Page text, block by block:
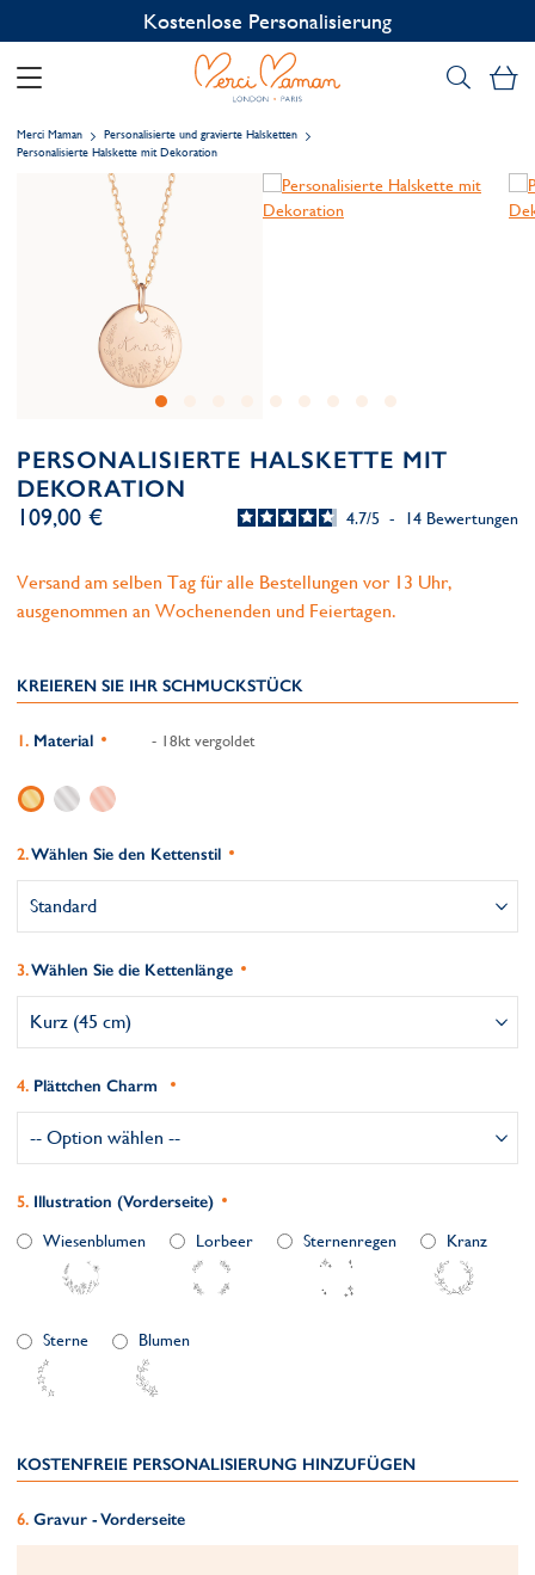
Kostenlose Personalisierung
Merci Maman
Personalisierte und gravierte Halsketten
Personalisierte Halskette mit Dekoration
PERSONALISIERTE HALSKETTE MIT
DEKORATION
4.7/5 - 14 Bewertungen
109,00 €
Versand am selben Tag für alle Bestellungen vor 13 Uhr,
ausgenommen an Wochenenden und Feiertagen.
KREIEREN SIE IHR SCHMUCKSTÜCK
Material - 18kt vergoldet
Wählen Sie den Kettenstil
Wählen Sie die Kettenlänge
Plättchen Charm
Illustration (Vorderseite)
Wiesenblumen Lorbeer Sternenregen Kranz
Sterne Blumen
KOSTENFREIE PERSONALISIERUNG HINZUFÜGEN
Gravur - Vorderseite